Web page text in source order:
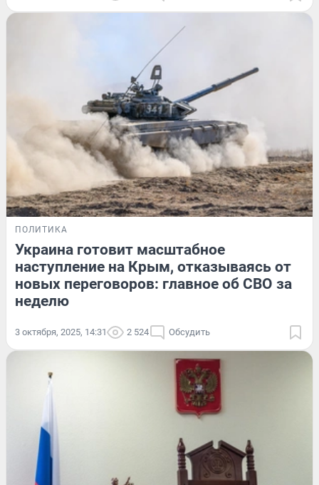
ПОЛИТИКА
Украина готовит масштабное
наступление на Крым, отказываясь от
новых переговоров: главное об СВО за
неделю
3 октября, 2025, 14:31 2 524 Обсудить